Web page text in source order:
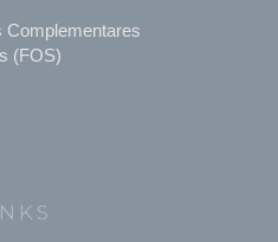
Complementares
(FOS)